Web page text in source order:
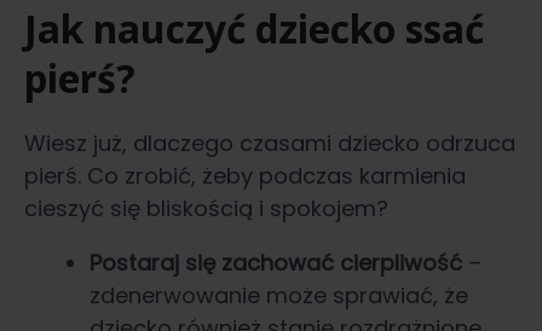
Jak nauczyć dziecko ssać
pierś?
Wiesz już, dlaczego czasami dziecko odrzuca
pierś. Co zrobić, żeby podczas karmienia
cieszyć się bliskością i spokojem?
Postaraj się zachować cierpliwość –
zdenerwowanie może sprawiać, że